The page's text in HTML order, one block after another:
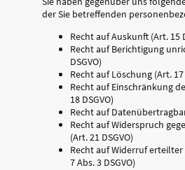
der Sie betreffenden
Recht auf Auskunft (Art. 15
Recht auf Berichtigung
DSGVO)
Recht auf Löschung (Art. 17
Recht auf Einschränkung
18 DSGVO)
Recht auf
Recht auf Widerspruch
(Art. 21 DSGVO)
Recht auf Widerruf
7 Abs. 3 DSGVO)